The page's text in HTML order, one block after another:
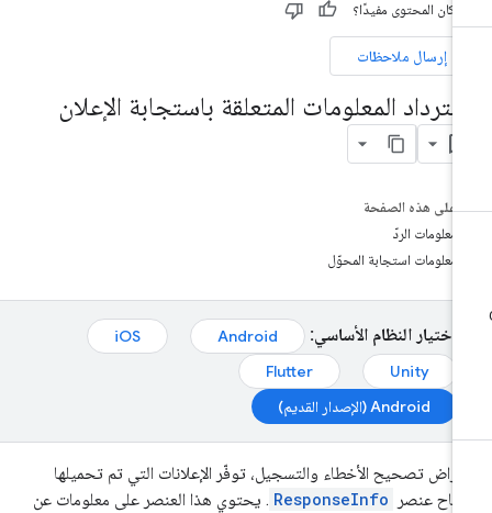
كان المحتوى مفيدًا؟
إرسال ملاحظات
المعلومات المتعلقة باستجابة الإعلان
على هذه الصفحة
معلومات الردّ
معلومات استجابة المحوّل
اختيار النظام الأساسي: Android
iOS
Unity
Flutter
Android (الإصدار القديم)
تصحيح الأخطاء والتسجيل، توفّر الإعلانات التي تم تحميلها
عنصر ResponseInfo . يحتوي هذا العنصر على معلومات عن